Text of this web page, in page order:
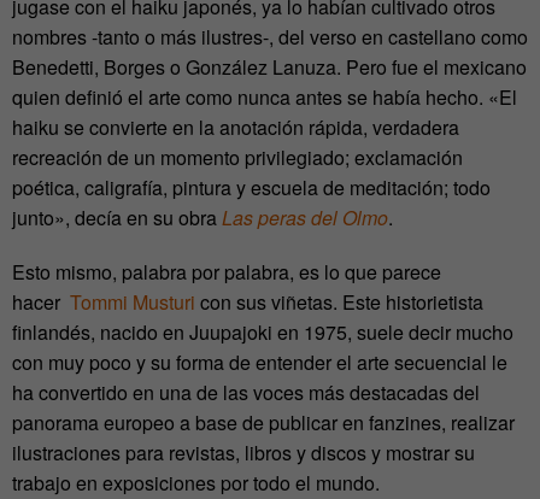
jugase con el haiku japonés, ya lo habían cultivado otros
nombres -tanto o más ilustres-, del verso en castellano como
Benedetti, Borges o González Lanuza. Pero fue el mexicano
quien definió el arte como nunca antes se había hecho. «El
haiku se convierte en la anotación rápida, verdadera
recreación de un momento privilegiado; exclamación
poética, caligrafía, pintura y escuela de meditación; todo
junto», decía en su obraLas peras del Olmo.
Esto mismo, palabra por palabra, es lo que parece
hacer Tommi Musturi con sus viñetas. Este historietista
finlandés, nacido en Juupajoki en 1975, suele decir mucho
con muy poco y su forma de entender el arte secuencial le
ha convertido en una de las voces más destacadas del
panorama europeo a base de publicar en fanzines, realizar
ilustraciones para revistas, libros y discos y mostrar su
trabajo en exposiciones por todo el mundo.